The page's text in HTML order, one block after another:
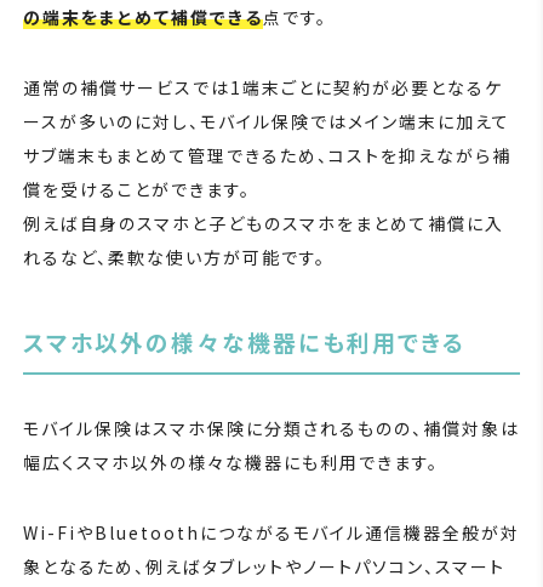
の端末をまとめて補償できる点です。
通常の補償サービスでは1端末ごとに契約が必要となるケ
ースが多いのに対し、モバイル保険ではメイン端末に加えて
サブ端末もまとめて管理できるため、コストを抑えながら補
償を受けることができます。
例えば自身のスマホと子どものスマホをまとめて補償に入
れるなど、柔軟な使い方が可能です。
スマホ以外の様々な機器にも利用できる
モバイル保険はスマホ保険に分類されるものの、補償対象は
幅広くスマホ以外の様々な機器にも利用できます。
Wi-FiやBluetoothにつながるモバイル通信機器全般が対
象となるため、例えばタブレットやノートパソコン、スマート